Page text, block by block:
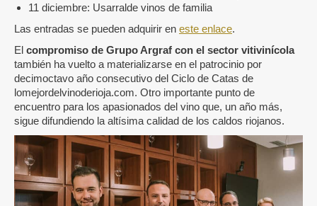
11 diciembre: Usarralde vinos de familia
Las entradas se pueden adquirir en este enlace.
El compromiso de Grupo Argraf con el sector vitivinícola
también ha vuelto a materializarse en el patrocinio por
decimoctavo año consecutivo del Ciclo de Catas de
lomejordelvinoderioja.com. Otro importante punto de
encuentro para los apasionados del vino que, un año más,
sigue difundiendo la altísima calidad de los caldos riojanos.